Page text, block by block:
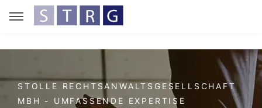
STOLLE RECHTSANWALTSGESELLSCHAFT
MBH - UMFASSENDE EXPERTISE